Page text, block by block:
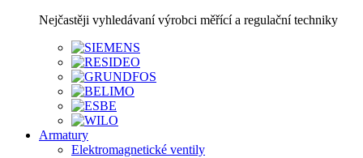
Nejčastěji vyhledávaní výrobci měřící a regulační techniky
Armatury
Elektromagnetické ventily